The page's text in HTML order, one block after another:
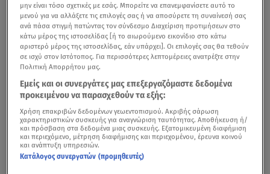
μην είναι τόσο σχετικές με εσάς. Μπορείτε να επανεμφανίσετε αυτό το
μενού για να αλλάξετε τις επιλογές σας ή να αποσύρετε τη συναίνεσή σας
ανά πάσα στιγμή πατώντας τον σύνδεσμο Διαχείριση προτιμήσεων στο
κάτω μέρος της ιστοσελίδας [ή το αιωρούμενο εικονίδιο στο κάτω
αριστερό μέρος της ιστοσελίδας, εάν υπάρχει]. Οι επιλογές σας θα τεθούν
σε ισχύ στον Ιστότοπος. Για περισσότερες λεπτομέρειες ανατρέξτε στην
Πολιτική Απορρήτου μας.
Εμείς και οι συνεργάτες μας επεξεργαζόμαστε δεδομένα
προκειμένου να παρασχεθούν τα εξής:
Χρήση επακριβών δεδομένων γεωεντοπισμού. Ακριβής σάρωση
χαρακτηριστικών συσκευής για αναγνώριση ταυτότητας. Αποθήκευση ή/
και πρόσβαση στα δεδομένα μιας συσκευής. Εξατομικευμένη διαφήμιση
και περιεχόμενο, μέτρηση διαφήμισης και περιεχομένου, έρευνα κοινού
και ανάπτυξη υπηρεσιών.
Κατάλογος συνεργατών (προμηθευτές)